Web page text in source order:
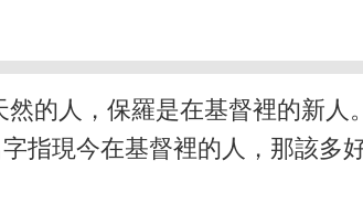
的人，保羅是在基督裡的新人
指現今在基督裡的人，那該多